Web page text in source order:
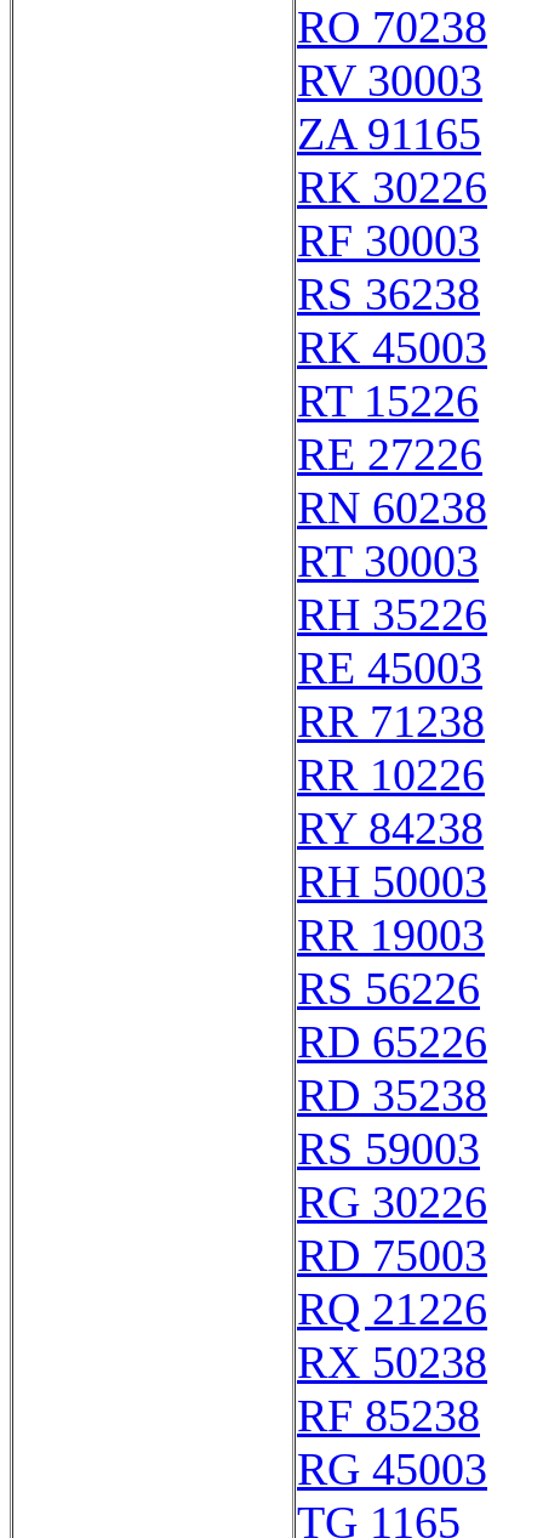
RO 70238
RV 30003
ZA 91165
RK 30226
RF 30003
RS 36238
RK 45003
RT 15226
RE 27226
RN 60238
RT 30003
RH 35226
RE 45003
RR 71238
RR 10226
RY 84238
RH 50003
RR 19003
RS 56226
RD 65226
RD 35238
RS 59003
RG 30226
RD 75003
RQ 21226
RX 50238
RF 85238
RG 45003
TG 1165